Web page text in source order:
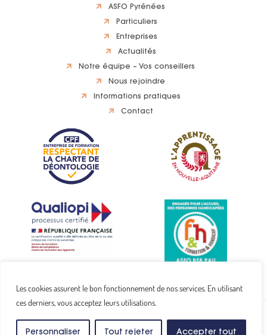
Les cookies assurent le bon fonctionnement de nos services. En utilisant
ces derniers, vous acceptez leurs utilisations.
Personnaliser Tout rejeter Accepter tout
ASFO Pyrénées
Particuliers
Entreprises
Actualités
Notre équipe – Vos conseillers
Nous rejoindre
Informations pratiques
Contact
Copyright © 2024